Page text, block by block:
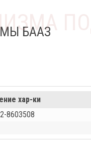
БААЗ
хар-ки
8603508